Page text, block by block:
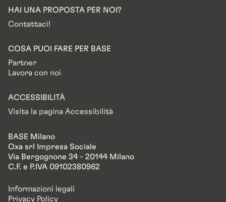
HAI UNA PROPOSTA PER NOI?
Contattaci!
COSA PUOI FARE PER BASE
Partner
Lavora con noi
ACCESSIBILITÀ
Visita la pagina Accessibilità
BASE Milano
Oxa srl Impresa Sociale
Via Bergognone 34 - 20144 Milano
C.F. e P.IVA 09102380962
Informazioni legali
Privacy Policy